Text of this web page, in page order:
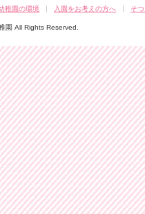
稚園の環境 入園をお考えの方へ そ
園 All Rights Reserved.